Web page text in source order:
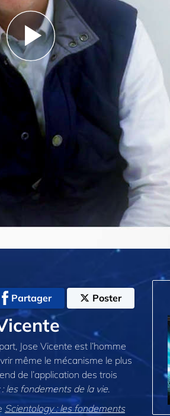
Play
Video
Partager Poster
Jose Vicente est l’homme
même le mécanisme le plus
de l’application des trois
les fondements de la vie.
Scientology : les fondements